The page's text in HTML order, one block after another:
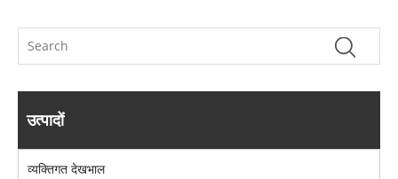
उत्पादों
व्यक्तिगत देखभाल